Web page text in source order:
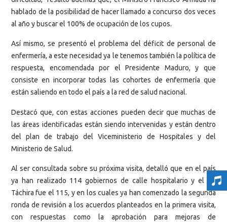
hablado de la posibilidad de hacer llamado a concurso dos veces
al año y buscar el 100% de ocupación de los cupos.
Así mismo, se presentó el problema del déficit de personal de
enfermería, a este necesidad ya le tenemos también la política de
respuesta, encomendada por el Presidente Maduro, y que
consiste en incorporar todas las cohortes de enfermería que
están saliendo en todo el país a la red de salud nacional.
Destacó que, con estas acciones pueden decir que muchas de
las áreas identificadas están siendo intervenidas y están dentro
del plan de trabajo del Viceministerio de Hospitales y del
Ministerio de Salud.
Al ser consultada sobre su próxima visita, detalló que en el país
ya han realizado 114 gobiernos de calle hospitalario y el de
Táchira fue el 115, y en los cuales ya han comenzado la segunda
ronda de revisión a los acuerdos planteados en la primera visita,
con respuestas como la aprobación para mejoras de